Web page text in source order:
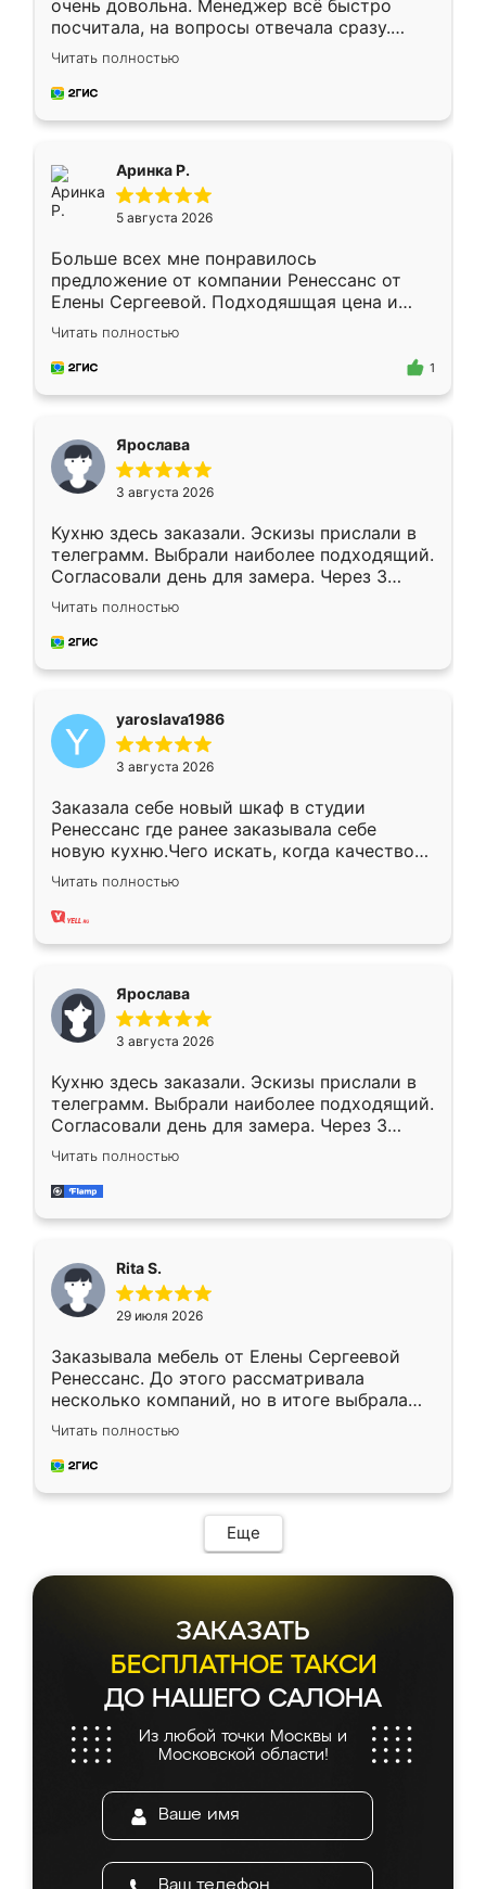
очень довольна. Менеджер всё быстро
посчитала, на вопросы отвечала сразу.
Замерщик приехал в субботу, подошёл к
делу со всей ответственностью. Собрали
за день, ребята работали аккуратно, даже
Читать полностью
Аринка Р.
5 августа 2026
Больше всех мне понравилось
предложение от компании Ренессанс от
Елены Сергеевой. Подходяшщая цена и
короткие сроки изготовления. Приехавший
для замера сотрудник Владислав
предложил по моему эскизу самый
Читать полностью
1
Ярослава
3 августа 2026
Кухню здесь заказали. Эскизы прислали в
телеграмм. Выбрали наиболее подходящий.
Согласовали день для замера. Через 3
недели кухня была уже готова. Остались
довольны работой. Спасибо Ренессанс
мебель за качественную работу!
Читать полностью
yaroslava1986
3 августа 2026
Заказала себе новый шкаф в студии
Ренессанс где ранее заказывала себе
новую кухню.Чего искать, когда качеством
вполне довольна. Служит кухня уже почти
два года, нареканий нет.
Читать полностью
Ярослава
3 августа 2026
Кухню здесь заказали. Эскизы прислали в
телеграмм. Выбрали наиболее подходящий.
Согласовали день для замера. Через 3
недели кухня была уже готова. Остались
довольны работой. Спасибо Ренессанс
мебель за качественную работу!
Читать полностью
Rita S.
29 июля 2026
Заказывала мебель от Елены Сергеевой
Ренессанс. До этого рассматривала
несколько компаний, но в итоге выбрала
эту. Сначала обговорили условия, потом
приехал замерщик, всё спокойно объяснил
и снял размеры. Изготовили в срок, с
мебель сразу встала на свое место без
каких-либо доработок. Качеством осталась
довольна, все выглядит так, как и ожидала.
Читать полностью
Еще
ЗАКАЗАТЬ
БЕСПЛАТНОЕ ТАКСИ
ДО НАШЕГО САЛОНА
Из любой точки Москвы и
Московской области!